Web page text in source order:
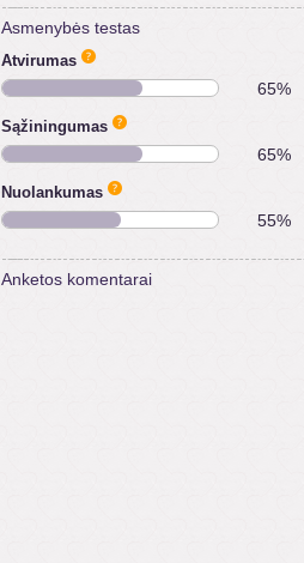
Asmenybės testas
Atvirumas
65%
Sąžiningumas
65%
Nuolankumas
55%
Anketos komentarai